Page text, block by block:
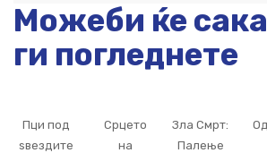
Можеби ќе
ги погледнете
Пци под
ѕвездите
Срцето
на
Зла Смрт:
Палење